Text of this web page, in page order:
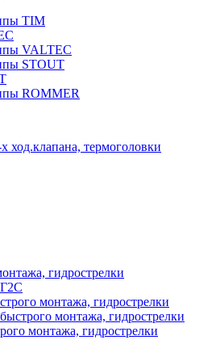
TIM
VALTEC
STOUT
ROMMER
ход.клапана, термоголовки
гидрострелки
монтажа, гидрострелки
монтажа, гидрострелки
монтажа, гидрострелки